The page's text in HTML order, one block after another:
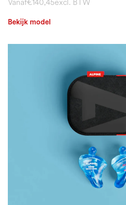
Vanaf€140,45excl. BTW
Bekijk model